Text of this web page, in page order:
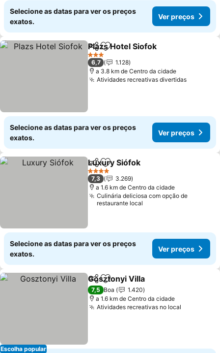
Selecione as datas para ver os preços
exatos.
Ver preços
PartilharAdicionar aos favoritos
Plazs Hotel Siofok
3 Estrelas
6,7
1.128
a 3.8 km de Centro da cidade
Atividades recreativas divertidas
Selecione as datas para ver os preços
exatos.
Ver preços
PartilharAdicionar aos favoritos
Luxury Siófok
4 Estrelas
7,3
3.269
a 1.6 km de Centro da cidade
Culinária deliciosa com opção de
restaurante local
Selecione as datas para ver os preços
exatos.
Ver preços
Escolha popular
PartilharAdicionar aos favoritos
Gosztonyi Villa
7,5 Boa
1.420
a 1.6 km de Centro da cidade
Atividades recreativas no local